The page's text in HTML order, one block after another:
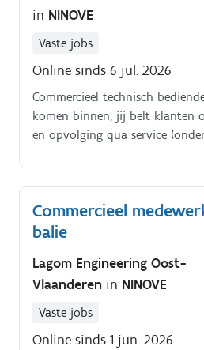
in NINOVE
Vaste jobs
Online sinds 6 jul. 2026
Commercieel technisch
komen binnen, jij belt klanten
en opvolging qua service
onderdelen en technische
Commercieel
balie
Lagom Engineering Oost-
Vlaanderen in NINOVE
Vaste jobs
Online sinds 1 jun. 2026